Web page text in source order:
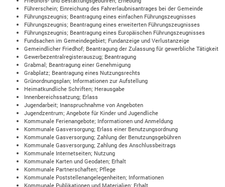
Führerschein; Einreichung des Fahrerlaubnisantrages bei der Gemeinde
Führungszeugnis; Beantragung eines einfachen Führungszeugnisses
Führungszeugnis; Beantragung eines erweiterten Führungszeugnisses
Führungszeugnis; Beantragung eines Europäischen Führungszeugnisses
Fundsachen im Gemeindegebiet; Fundanzeige und Verlustanzeige
Gemeindlicher Friedhof; Beantragung der Zulassung für gewerbliche Tätigkeit
Gewerbezentralregisterauszug; Beantragung
Grabmal; Beantragung einer Genehmigung
Grabplatz; Beantragung eines Nutzungsrechts
Grünordnungsplan; Informationen zur Aufstellung
Heimatkundliche Schriften; Herausgabe
Innenbereichssatzung; Erlass
Jugendarbeit; Inanspruchnahme von Angeboten
Jugendzentrum; Angebote für Kinder und Jugendliche
Kommunale Ferienangebote; Informationen und Anmeldung
Kommunale Gasversorgung; Erlass einer Benutzungsordnung
Kommunale Gasversorgung; Zahlung der Benutzungsgebühren
Kommunale Gasversorgung; Zahlung des Anschlussbeitrags
Kommunale Internetseiten; Nutzung
Kommunale Karten und Geodaten; Erhalt
Kommunale Partnerschaften; Pflege
Kommunale Poststellenangelegenheiten; Informationen
Kommunale Publikationen und Materialien; Erhalt